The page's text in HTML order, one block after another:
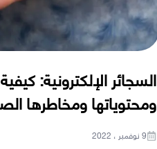
السجائر الإلكترونية:
ومحتوياتها ومخاطرها
9 نوفمبر ، 2022